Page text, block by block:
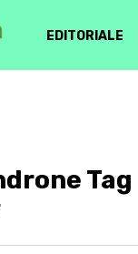
EDITORIALE
Tag